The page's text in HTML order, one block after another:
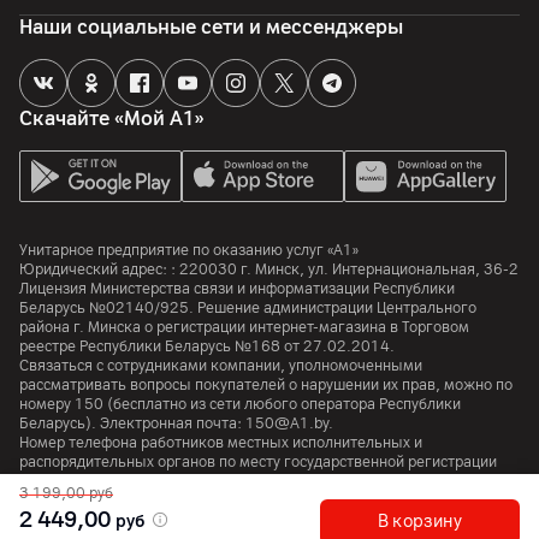
3 199,00 руб
2 449,00 руб В корзину
Минск, Беларусь
Производитель
Xiaomi Communication Co., Ltd.; The Raibow City of Chine
Resources, NO.68, Qinghe Middle Street, Haidian District,
Beijing, Китай
Комплект поставки
зарядное устройство, док-станция, пылесос, комплектные
Страна производитель
Китай
Скачайте «Мой А1»
Наши социальные сети и мессенджеры
Унитарное предприятие по оказанию услуг «А1»
Юридический адрес: : 220030 г. Минск, ул. Интернациональная, 36-2
Лицензия Министерства связи и информатизации Республики
Беларусь №02140/925. Решение администрации Центрального
района г. Минска о регистрации интернет-магазина в Торговом
реестре Республики Беларусь №168 от 27.02.2014.
Связаться с сотрудниками компании, уполномоченными
рассматривать вопросы покупателей о нарушении их прав, можно по
номеру 150 (бесплатно из сети любого оператора Республики
Беларусь). Электронная почта: 150@A1.by.
Номер телефона работников местных исполнительных и
распорядительных органов по месту государственной регистрации
рассматривать обращения покупателей:
+375 17 374 01 46.